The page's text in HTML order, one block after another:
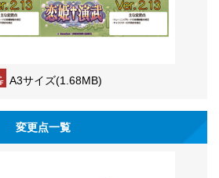
A3サイズ(1.68MB)
変更点一覧